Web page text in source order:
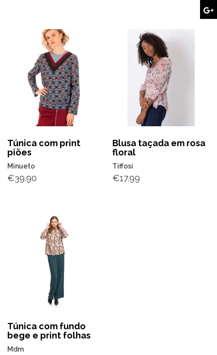
Túnica com print
piões
Minueto
€39.90
Blusa taçada em rosa
floral
Tiffosi
€17.99
Túnica com fundo
bege e print folhas
Mdm